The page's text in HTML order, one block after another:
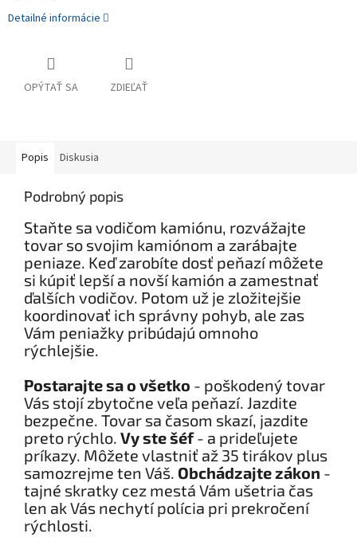
Detailné informácie
OPÝTAŤ SA ZDIEĽAŤ
Popis Diskusia
Podrobný popis
Staňte sa vodičom kamiónu, rozvážajte
tovar so svojim kamiónom a zarábajte
peniaze. Keď zarobíte dosť peňazí môžete
si kúpiť lepší a novší kamión a zamestnať
ďalších vodičov. Potom už je zložitejšie
koordinovať ich správny pohyb, ale zas
Vám peniažky pribúdajú omnoho
rýchlejšie.
Postarajte sa o všetko - poškodený tovar
Vás stojí zbytočne veľa peňazí. Jazdite
bezpečne. Tovar sa časom skazí, jazdite
preto rýchlo. Vy ste šéf - a prideľujete
príkazy. Môžete vlastniť až 35 tirákov plus
samozrejme ten Váš. Obchádzajte zákon -
tajné skratky cez mestá Vám ušetria čas
len ak Vás nechytí polícia pri prekročení
rýchlosti.